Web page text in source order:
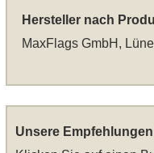
Hersteller nach
MaxFlags GmbH,
Unsere